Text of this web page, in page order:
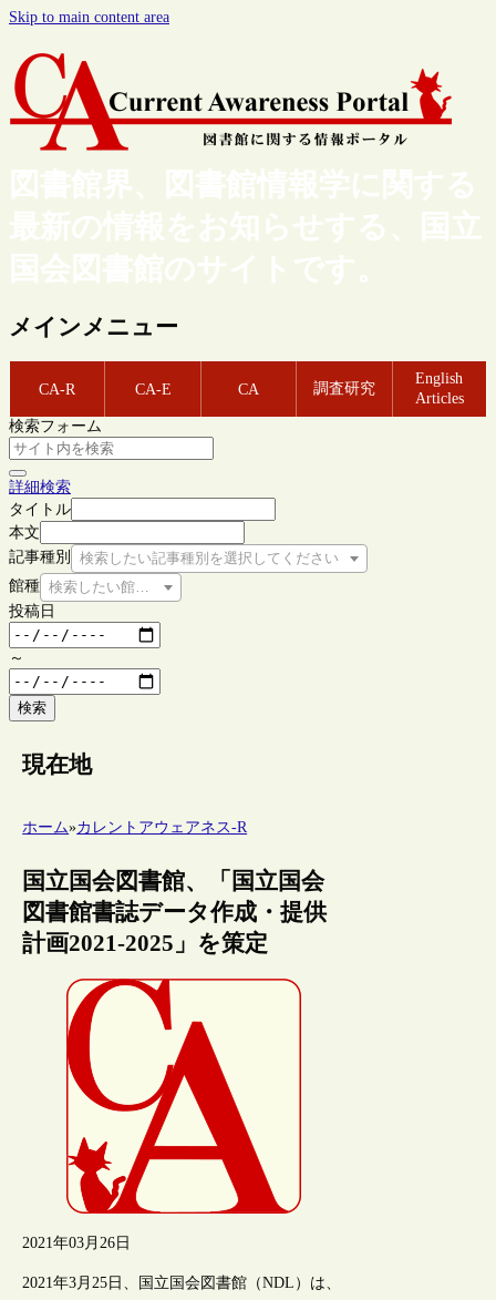
Skip to main content area
図書館界、図書館情報学に関する
最新の情報をお知らせする、国立
国会図書館のサイトです。
メインメニュー
CA-R CA-E CA 調査研究
English
Articles
検索フォーム
詳細検索
タイトル
本文
記事種別
検索したい記事種別を選択してください
館種 検索したい館種を選択してください
投稿日
～
検索
現在地
ホーム»カレントアウェアネス-R
国立国会図書館、「国立国会
図書館書誌データ作成・提供
計画2021-2025」を策定
2021年03月26日
2021年3月25日、国立国会図書館（NDL）は、